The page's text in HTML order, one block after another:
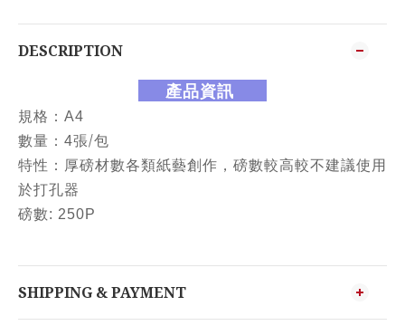
DESCRIPTION
產品資訊
規格：A4
數量：4張/包
特性： 厚磅材數各類紙藝創作，磅數較高較不建議使用
於打孔器
磅數: 250P
SHIPPING & PAYMENT